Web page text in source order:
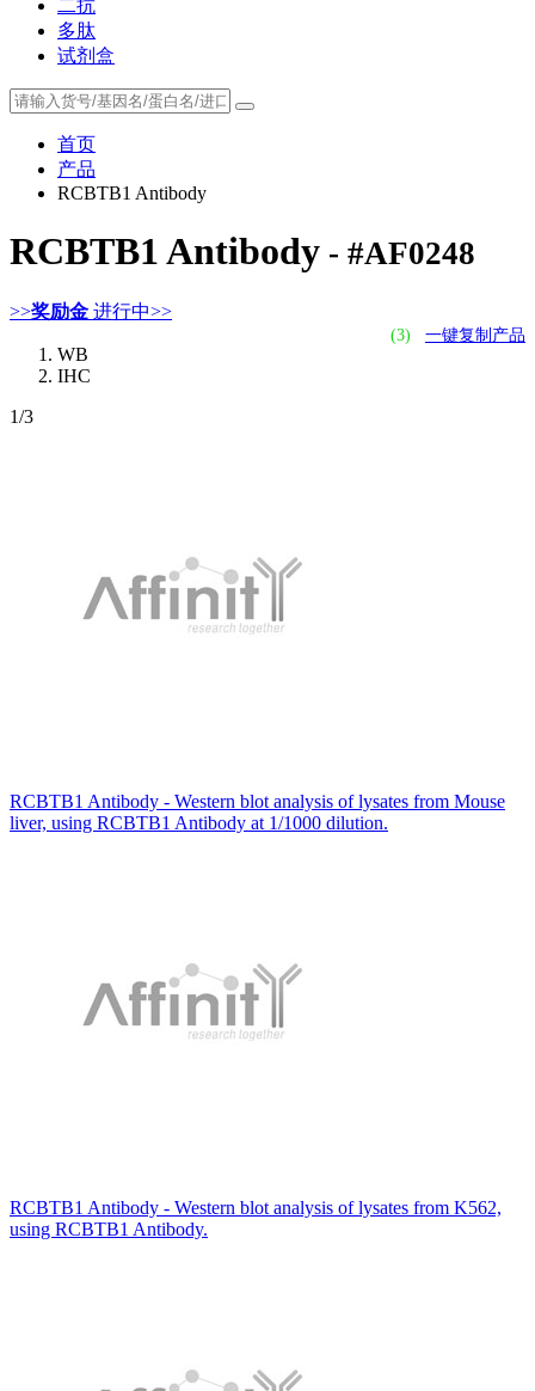
二抗
多肽
试剂盒
首页
产品
RCBTB1 Antibody
RCBTB1 Antibody - #AF0248
>>奖励金 进行中>>
(3) 一键复制产品
WB
IHC
1/3
RCBTB1 Antibody - Western blot analysis of lysates from Mouse
liver, using RCBTB1 Antibody at 1/1000 dilution.
RCBTB1 Antibody - Western blot analysis of lysates from K562,
using RCBTB1 Antibody.